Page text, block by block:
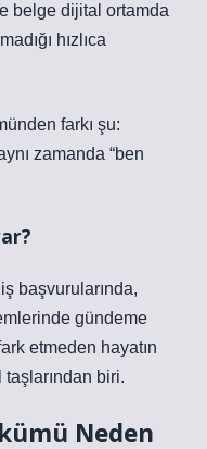
belge dijital ortamda
hızlıca
farkı şu:
zamanda “ben
başvurularında,
gündeme
etmeden hayatın
biri.
Neden